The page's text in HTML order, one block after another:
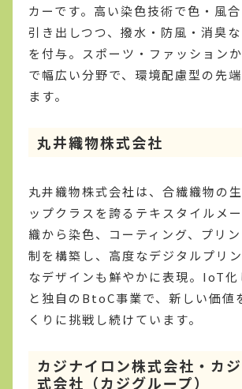
カーです。高い染色技術で色・風
引き出しつつ、撥水・防風・消臭
を付与。スポーツ・ファッション
で幅広い分野で、環境配慮型の先
ます。
丸井織物株式会社
丸井織物株式会社は、合繊織物の
ップクラスを誇るテキスタイルメ
織から染色、コーティング、プリ
制を構築し、高度なデジタルプリ
なデザインも鮮やかに表現。IoT化
と独自のBtoC事業で、新しい価値
くりに挑戦し続けています。
カジナイロン株式会社・カ
式会社（カジグループ）